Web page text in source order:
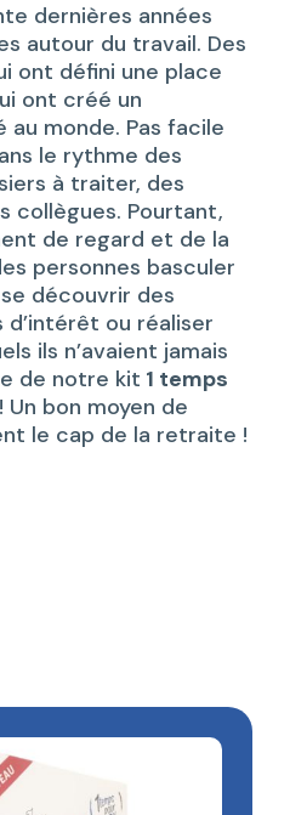
dernières années
autour du travail. Des
ont défini une place
ont créé un
monde. Pas facile
le rythme des
à traiter, des
collègues. Pourtant,
de regard et de la
personnes basculer
découvrir des
ou réaliser
ils n’avaient jamais
de notre kit 1 temps
bon moyen de
le cap de la retraite !